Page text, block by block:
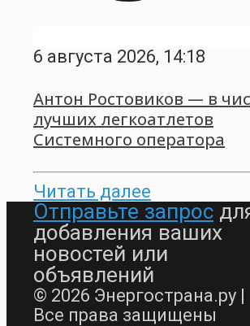
6 августа 2026, 14:18
Антон Ростовиков — в
лучших легкоатлетов
Системного оператора
Читать далее
Отправьте запрос
добавления ваших
новостей или
объявлений
© 2026 Энергострана.ру |
Все права защищены